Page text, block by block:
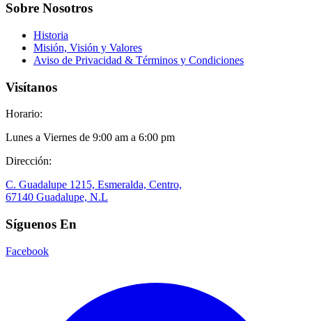
Sobre Nosotros
Historia
Misión, Visión y Valores
Aviso de Privacidad & Términos y Condiciones
Visítanos
Horario:
Lunes a Viernes de 9:00 am a 6:00 pm
Dirección:
C. Guadalupe 1215, Esmeralda, Centro,
67140 Guadalupe, N.L
Síguenos En
Facebook